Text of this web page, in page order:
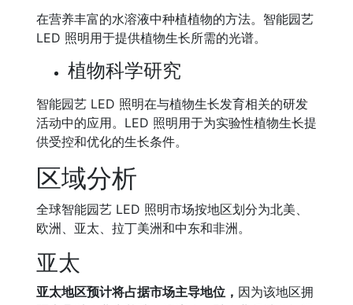
在营养丰富的水溶液中种植植物的方法。智能园艺
LED 照明用于提供植物生长所需的光谱。
植物科学研究
智能园艺 LED 照明在与植物生长发育相关的研发
活动中的应用。LED 照明用于为实验性植物生长提
供受控和优化的生长条件。
区域分析
全球智能园艺 LED 照明市场按地区划分为北美、
欧洲、亚太、拉丁美洲和中东和非洲。
亚太
亚太地区预计将占据市场主导地位， 因为该地区拥